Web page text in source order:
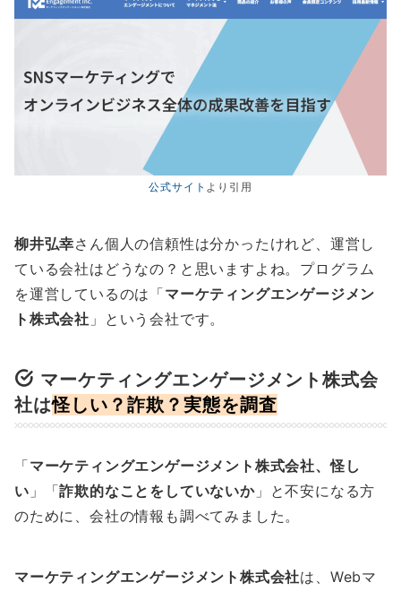
公式サイト より引用
柳井弘幸さん個人の信頼性は分かったけれど、運営し
ている会社はどうなの？と思いますよね。プログラム
を運営しているのは「マーケティングエンゲージメン
ト株式会社 」という会社です。
マーケティングエンゲージメント株式会
社は怪しい？詐欺？実態を調査
「マーケティングエンゲージメント株式会社、怪し
い 」「詐欺的なことをしていないか」と不安になる方
のために、会社の情報も調べてみました。
マーケティングエンゲージメント株式会社は、Webマ